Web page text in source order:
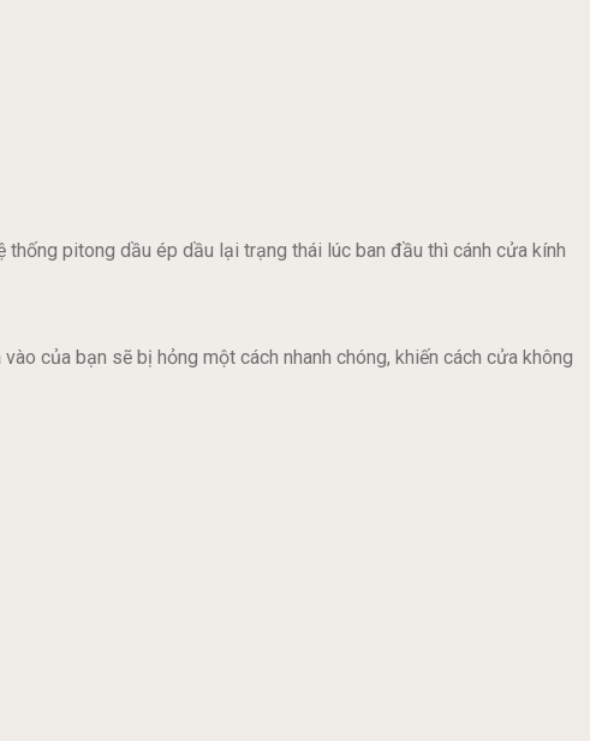
pitong dầu ép dầu lại trạng thái lúc ban đầu thì cánh cửa kính
của bạn sẽ bị hỏng một cách nhanh chóng, khiến cách cửa không